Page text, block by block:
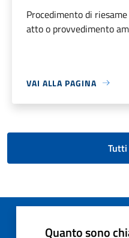
Procedimento di
atto o provvedimento
VAI ALLA PAGINA
Quanto sono